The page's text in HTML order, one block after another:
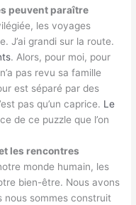
peuvent paraître
les voyages
J’ai grandi sur la route.
. Alors, pour moi, pour
pas revu sa famille
est séparé par des
pas qu’un caprice. Le
de ce puzzle que l’on
les rencontres
monde humain, les
bien-être. Nous avons
nous sommes construit